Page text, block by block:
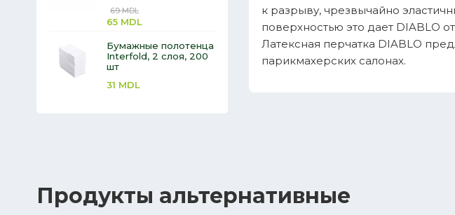
69MDL
65 MDL
Бумажные полотенца
Interfold, 2 слоя, 200
шт
31 MDL
к разрыву, чрезвычайно
поверхностью это дает DIABLO
Латексная перчатка DIABLO
парикмахерских салонах.
Продукты альтернативные